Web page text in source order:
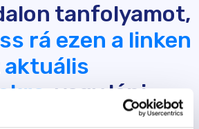
tanfolyamot,
rá ezen a linken
aktuális
, vagy lépj
az általad